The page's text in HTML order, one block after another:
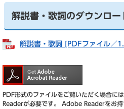
解説書・歌詞のダウンロー
解説書・歌詞 [PDFファイル／
PDF形式のファイルをご覧いただく場合
Readerが必要です。
Adobe Readerをお持